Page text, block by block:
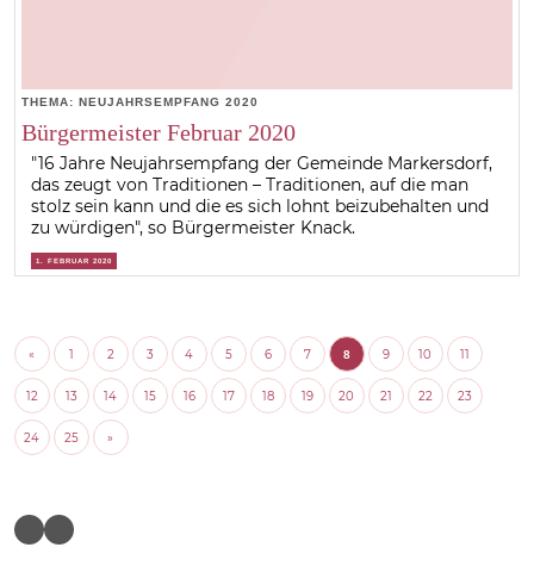
THEMA: NEUJAHRSEMPFANG 2020
Bürgermeister Februar 2020
"16 Jahre Neujahrsempfang der Gemeinde Markersdorf,
das zeugt von Traditionen – Traditionen, auf die man
stolz sein kann und die es sich lohnt beizubehalten und
zu würdigen", so Bürgermeister Knack.
1. FEBRUAR 2020
« 1 2 3 4 5 6 7 8 9 10 11
12 13 14 15 16 17 18 19 20 21 22 23
24 25 »